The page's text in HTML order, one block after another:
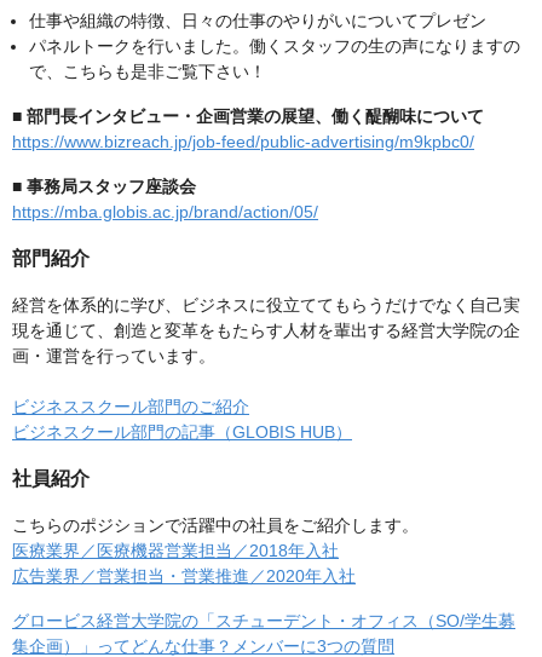
仕事や組織の特徴、日々の仕事のやりがいについてプレゼン
パネルトークを行いました。働くスタッフの生の声になりますの
で、こちらも是非ご覧下さい！
■ 部門長インタビュー・企画営業の展望、働く醍醐味について
https://www.bizreach.jp/job-feed/public-advertising/m9kpbc0/
■ 事務局スタッフ座談会
https://mba.globis.ac.jp/brand/action/05/
部門紹介
経営を体系的に学び、ビジネスに役立ててもらうだけでなく自己実
現を通じて、創造と変革をもたらす人材を輩出する経営大学院の企
画・運営を行っています。
ビジネススクール部門のご紹介
ビジネスクール部門の記事（GLOBIS HUB）
社員紹介
こちらのポジションで活躍中の社員をご紹介します。
医療業界／医療機器営業担当／2018年入社
広告業界／営業担当・営業推進／2020年入社
グロービス経営大学院の「スチューデント・オフィス（SO/学生募
集企画）」ってどんな仕事？メンバーに3つの質問